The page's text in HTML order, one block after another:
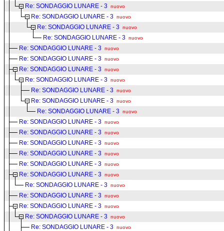
Re: SONDAGGIO LUNARE - 3 nuovo
Re: SONDAGGIO LUNARE - 3 nuovo
Re: SONDAGGIO LUNARE - 3 nuovo
Re: SONDAGGIO LUNARE - 3 nuovo
Re: SONDAGGIO LUNARE - 3 nuovo
Re: SONDAGGIO LUNARE - 3 nuovo
Re: SONDAGGIO LUNARE - 3 nuovo
Re: SONDAGGIO LUNARE - 3 nuovo
Re: SONDAGGIO LUNARE - 3 nuovo
Re: SONDAGGIO LUNARE - 3 nuovo
Re: SONDAGGIO LUNARE - 3 nuovo
Re: SONDAGGIO LUNARE - 3 nuovo
Re: SONDAGGIO LUNARE - 3 nuovo
Re: SONDAGGIO LUNARE - 3 nuovo
Re: SONDAGGIO LUNARE - 3 nuovo
Re: SONDAGGIO LUNARE - 3 nuovo
Re: SONDAGGIO LUNARE - 3 nuovo
Re: SONDAGGIO LUNARE - 3 nuovo
Re: SONDAGGIO LUNARE - 3 nuovo
Re: SONDAGGIO LUNARE - 3 nuovo
Re: SONDAGGIO LUNARE - 3 nuovo
Re: SONDAGGIO LUNARE - 3 nuovo